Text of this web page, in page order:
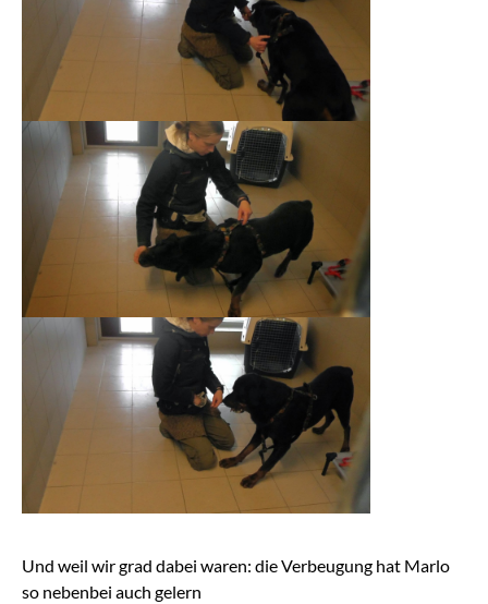
Und weil wir grad dabei waren: die Verbeugung hat Marlo
so nebenbei auch gelern